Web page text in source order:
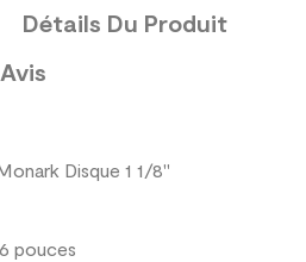
Détails Du Produit
Avis
Disque 1 1/8"
pouces